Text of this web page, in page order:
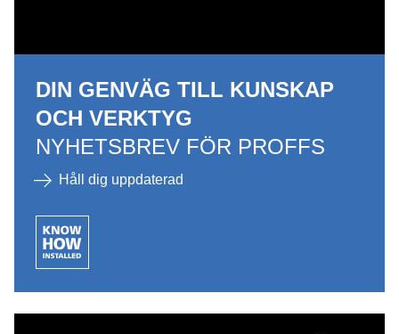
DIN GENVÄG TILL KUNSKAP
OCH VERKTYG
NYHETSBREV FÖR PROFFS
Håll dig uppdaterad